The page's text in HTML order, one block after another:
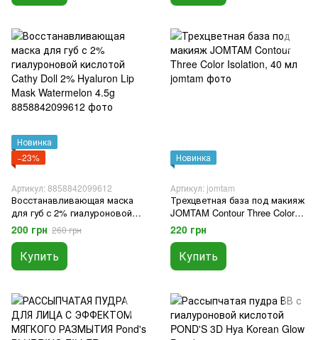
Новинка
−23%
Артикул: 8858842099612
Восстанавливающая маска
для губ с 2% гиалуроновой
кислотой Cathy Doll 2%
Hyaluron Lip Mask Watermelon
4.5g
200 грн 260 грн
Купить
Новинка
Артикул: jomtam
Трехцветная база под макияж
JOMTAM Contour Three Color
Isolation, 40 мл
220 грн
Купить